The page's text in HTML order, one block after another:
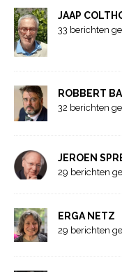
JAAP
33 berichten
ROBBERT
32 berichten
JEROEN
29 berichten
ERGA NETZ
29 berichten